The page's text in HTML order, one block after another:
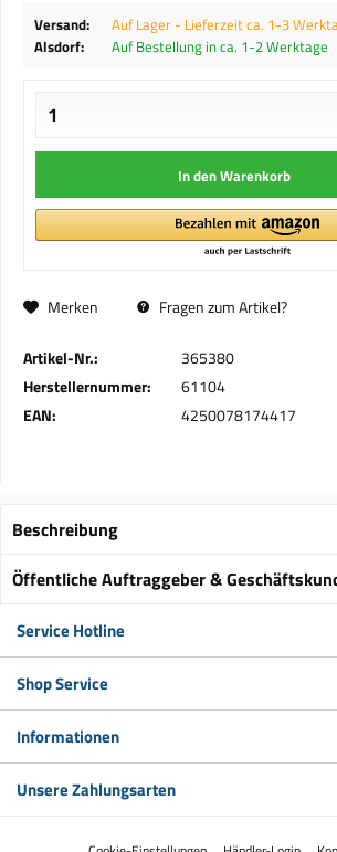
Versand:
Auf Lager - Lieferzeit ca. 1-3
Alsdorf:
Auf Bestellung in ca. 1-2 Werktage
In denWarenkorb
Merken Fragen zum Artikel?
Artikel-Nr.:
365380
Herstellernummer:
61104
EAN:
4250078174417
Beschreibung
Öffentliche Auftraggeber &
Service Hotline
Shop Service
Informationen
Unsere Zahlungsarten